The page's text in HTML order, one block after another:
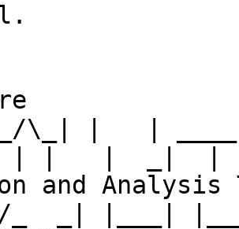
\_| |   |
| |   |  _|  |
and Analysis